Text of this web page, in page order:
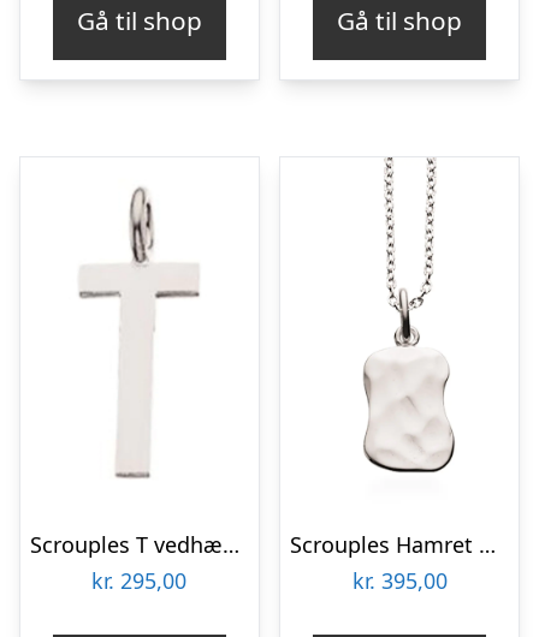
Gå til shop Gå til shop
Scrouples T vedhæng sølv inkl. kæde
kr. 295,00
Scrouples Hamret firkant sølv vedhæng inkl kæde
kr. 395,00